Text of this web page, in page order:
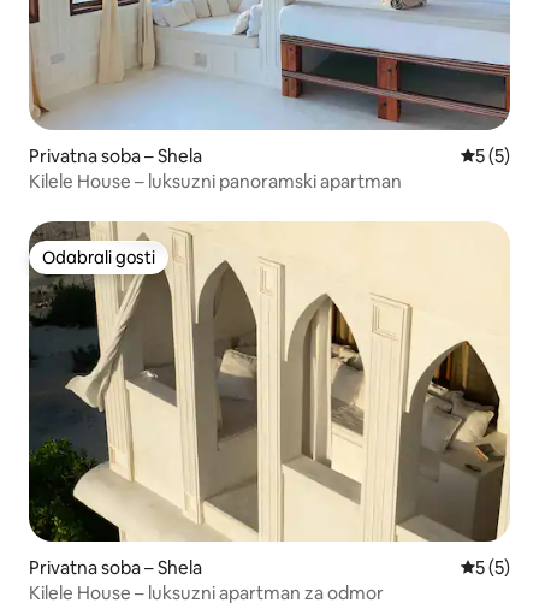
Privatna soba – Shela
5 (5)
Kilele House – luksuzni panoramski apartman
Odabrali gosti
Odabrali gosti
Privatna soba – Shela
5 (5)
Kilele House – luksuzni apartman za odmor